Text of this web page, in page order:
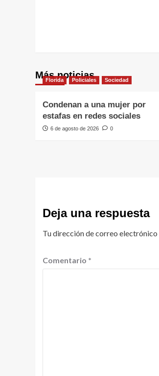
Más noticias
Florida Policiales Sociedad
Condenan a una mujer por
estafas en redes sociales
6 de agosto de 2026 0
Deja una respuesta
Tu dirección de correo electrónico
Comentario *